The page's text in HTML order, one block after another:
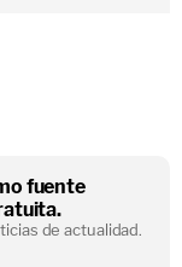
fuente
de actualidad.